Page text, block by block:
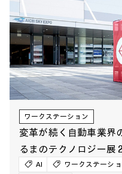
ワークステーション
変革が続く自動車業界
るまのテクノロジー展
AI ワークステーシ